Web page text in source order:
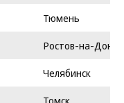
Тюмень
Ростов-на-Дону
Челябинск
Томск